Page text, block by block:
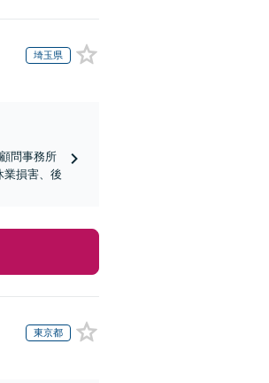
埼玉県
問事務所
業損害、後
東京都